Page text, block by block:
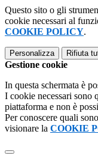
Questo sito o gli
cookie necessari al
COOKIE POLICY.
Personalizza Rifiuta
Gestione cookie
In questa schermata è
I cookie necessari sono
piattaforma e non è
Per conoscere quali
visionare la COOKIE